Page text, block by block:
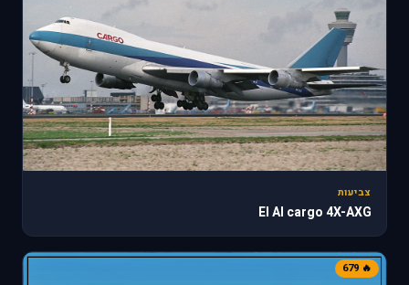
צביעות
El Al cargo 4X-AXG
🔥 679